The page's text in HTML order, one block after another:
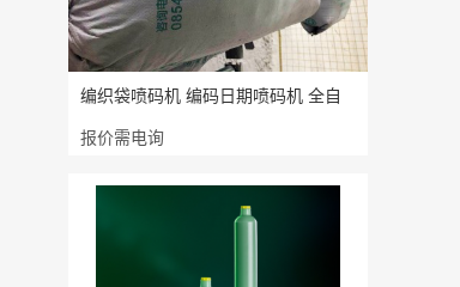
编织袋喷码机 编码日期喷码机 全自
报价需电询